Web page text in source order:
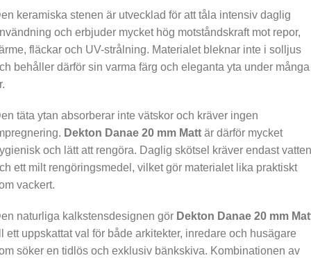
keramiska stenen är utvecklad för att tåla intensiv daglig
och erbjuder mycket hög motståndskraft mot repor,
fläckar och UV-strålning. Materialet bleknar inte i solljus
behåller därför sin varma färg och eleganta yta under många
täta ytan absorberar inte vätskor och kräver ingen
Dekton Danae 20 mm Matt är därför mycket
och lätt att rengöra. Daglig skötsel kräver endast vatten
ett milt rengöringsmedel, vilket gör materialet lika praktiskt
vackert.
naturliga kalkstensdesignen gör Dekton Danae 20 mm
ett uppskattat val för både arkitekter, inredare och husägare
söker en tidlös och exklusiv bänkskiva. Kombinationen av